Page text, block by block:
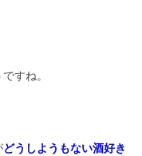
すね。
どうしようもない酒好き